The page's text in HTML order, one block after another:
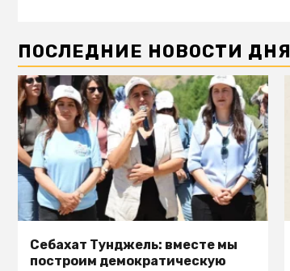
ПОСЛЕДНИЕ НОВОСТИ ДНЯ
Себахат Тунджель: вместе мы
построим демократическую